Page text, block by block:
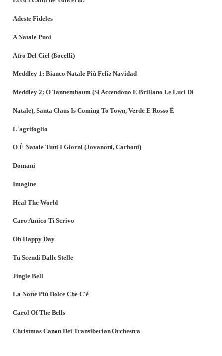
Adeste Fideles
A Natale Puoi
Atro Del Ciel (Bocelli)
Meddley 1: Bianco Natale Più Feliz Navidad
Meddley 2: O Tannembaum (Si Accendono E Brillano Le Luci Di
Natale), Santa Claus Is Coming To Town, Verde E Rosso È
L'agrifoglio
O È Natale Tutti I Giorni (Jovanotti, Carboni)
Domani
Imagine
Heal The World
Caro Amico Ti Scrivo
Oh Happy Day
Tu Scendi Dalle Stelle
Jingle Bell
La Notte Più Dolce Che C'è
Carol Of The Bells
Christmas Canon Dei Transiberian Orchestra